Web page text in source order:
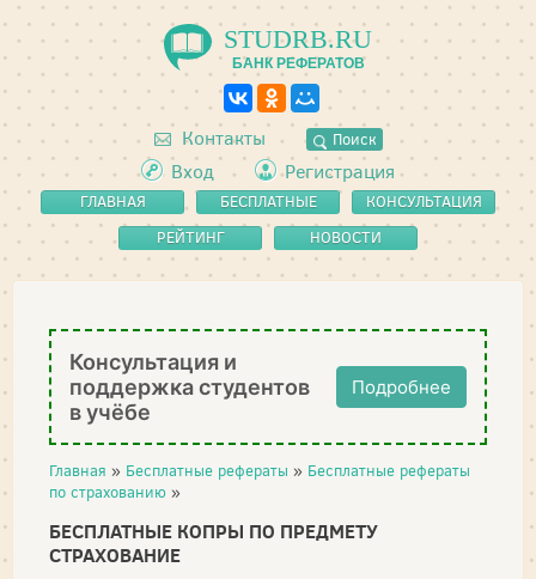
STUDRB.RU
БАНК РЕФЕРАТОВ
Контакты Поиск
Вход Регистрация
ГЛАВНАЯ
БЕСПЛАТНЫЕ
РЕФЕРАТЫ
КОНСУЛЬТАЦИЯ
РЕЙТИНГ
НОВОСТИ
Консультация и
поддержка студентов
в учёбе
Подробнее
Главная » Бесплатные рефераты » Бесплатные рефераты
по страхованию »
БЕСПЛАТНЫЕ КОПРЫ ПО ПРЕДМЕТУ
СТРАХОВАНИЕ